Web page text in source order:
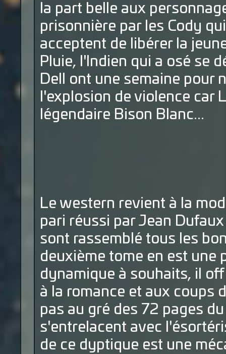
la part belle aux
prisonnière par les Cody
acceptent de libérer la
Pluie, l'Indien qui a osé se
Dell ont une semaine pour
l'explosion de violence car
légendaire Bison Blanc...
Le western revient à la
pari réussi par Jean
sont rassemblé tous les
deuxième tome en est une
dynamique à souhaits, il
à la romance et aux coups
pas au gré des 72 pages
s'entrelacent avec
de ce dyptique est une